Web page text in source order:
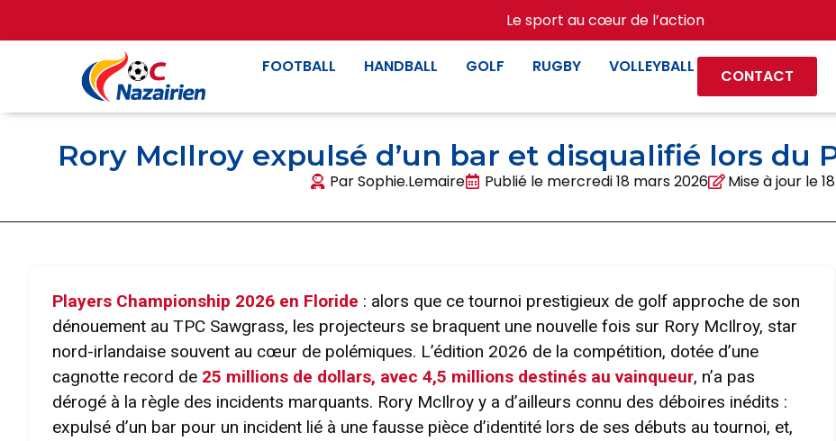
Le sport au cœur de l’action
FOOTBALL HANDBALL GOLF RUGBY VOLLEYBALL CONTACT
Rory McIlroy expulsé d’un bar et disqualifié lors du
ParSophie.Lemaire Publié le mercredi 18 mars 2026 Mise à jour le
Players Championship 2026 en Floride : alors que ce tournoi prestigieux de golf approche de son
dénouement au TPC Sawgrass, les projecteurs se braquent une nouvelle fois sur Rory McIlroy, star
nord-irlandaise souvent au cœur de polémiques. L’édition 2026 de la compétition, dotée d’une
cagnotte record de 25 millions de dollars, avec 4,5 millions destinés au vainqueur, n’a pas
dérogé à la règle des incidents marquants. Rory McIlroy y a d’ailleurs connu des déboires inédits :
expulsé d’un bar pour un incident lié à une fausse pièce d’identité lors de ses débuts au tournoi, et,